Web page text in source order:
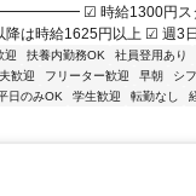
☑ 時給1300円スタ
は時給1625円以上 ☑ 週3日
迎 扶養内勤務OK 社員登用あり
歓迎 フリーター歓迎 早朝 シ
日のみOK 学生歓迎 転勤なし